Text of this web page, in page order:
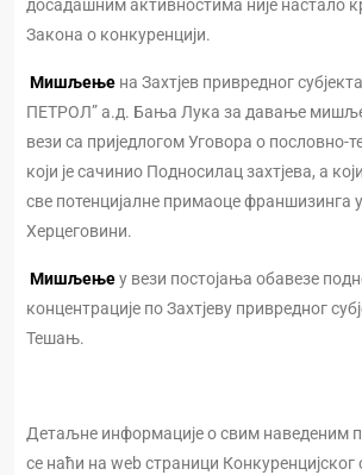
досадашним активностима није настало
Закона о конкуренцији.
Мишљење на Захтјев привредног
ПЕТРОЛ” а.д. Бања Лука за давање
вези са приједлогом Уговора о пословно-
који је сачинио Подносилац захтјева, а
све потенцијалне примаоце франшизинга
Херцеговини.
Мишљењеу вези постојања обавезе
концентрације по Захтјеву привредног
Тешањ.
Детаљне информације о свим наведеним
се наћи на web страници Конкуренцијског